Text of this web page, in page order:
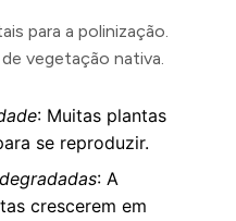
para a polinização.
vegetação nativa.
: Muitas plantas
se reproduzir.
: A
crescerem em